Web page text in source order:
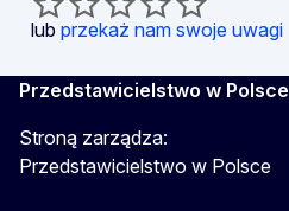
lub przekaż nam swoje uwagi
Przedstawicielstwo w Polsce
Stroną zarządza:
Przedstawicielstwo w Polsce